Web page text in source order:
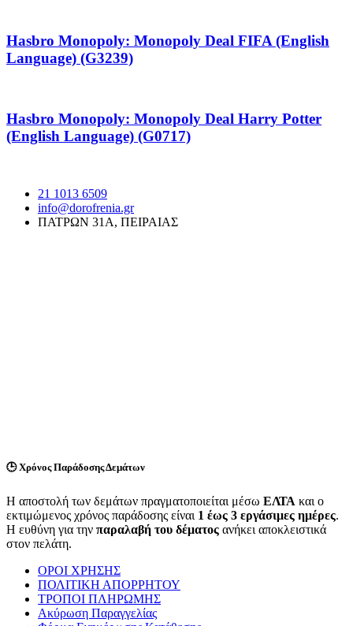
Hasbro Monopoly: Monopoly Deal FIFA (English
Language) (G3239)
Hasbro Monopoly: Monopoly Deal Harry Potter
(English Language) (G0717)
21 1013 6509
info@dorofrenia.gr
ΠΑΤΡΩΝ 31Α, ΠΕΙΡΑΙΑΣ
🕒Χρόνος Παράδοσης Δεμάτων
Η αποστολή των δεμάτων πραγματοποιείται μέσω ΕΛΤΑ και ο
εκτιμώμενος χρόνος παράδοσης είναι 1 έως 3 εργάσιμες ημέρες.
Η ευθύνη για την παραλαβή του δέματος ανήκει αποκλειστικά
στον πελάτη.
ΟΡΟΙ ΧΡΗΣΗΣ
ΠΟΛΙΤΙΚΗ ΑΠΟΡΡΗΤΟΥ
ΤΡΟΠΟΙ ΠΛΗΡΩΜΗΣ
Ακύρωση Παραγγελίας